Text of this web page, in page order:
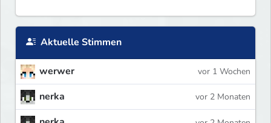
Aktuelle Stimmen
werwer vor 1 Wochen
nerka vor 2 Monaten